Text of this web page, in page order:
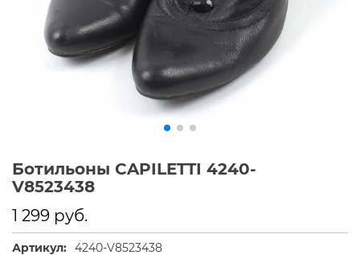
Ботильоны CAPILETTI 4240-
V8523438
1 299 руб.
Артикул: 4240-V8523438